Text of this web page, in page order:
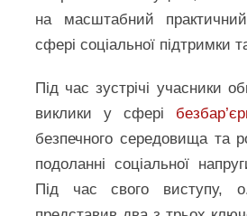
на масштабний
сфері соціальної підтримки
Під час зустрічі учасники
виклики у сфері
безпечного середовища та
подоланні соціальної
Під час свого виступу,